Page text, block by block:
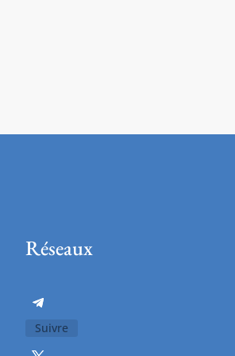
Réseaux
Suivre